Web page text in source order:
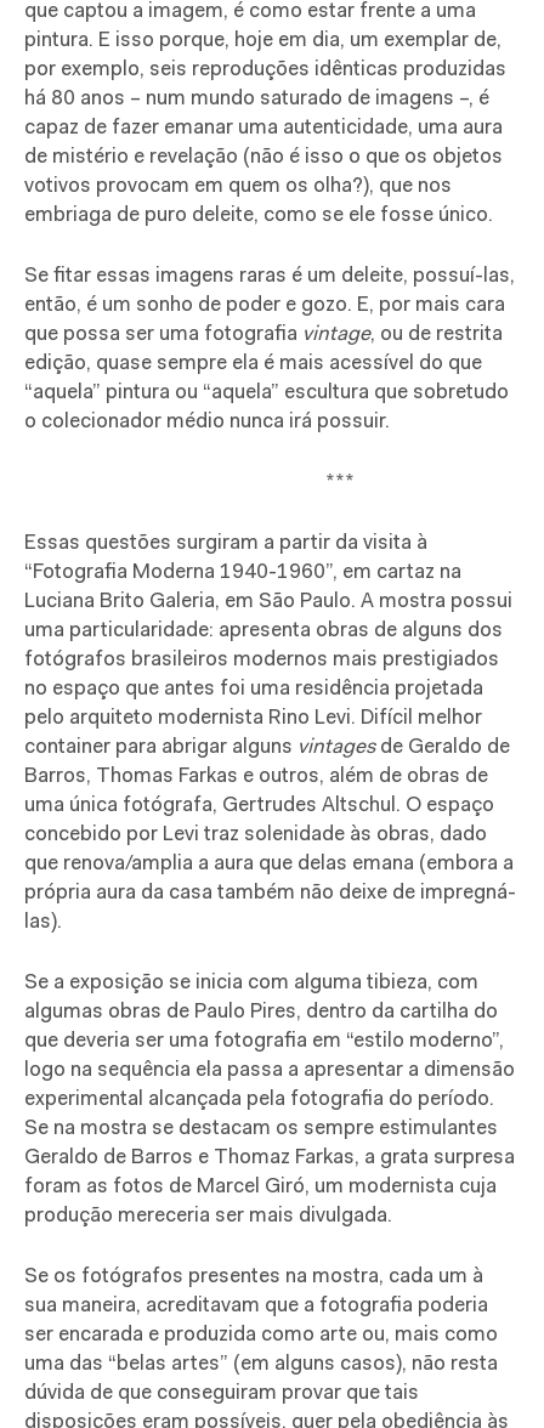
que captou a imagem, é como estar frente a uma
pintura. E isso porque, hoje em dia, um exemplar de,
por exemplo, seis reproduções idênticas produzidas
há 80 anos – num mundo saturado de imagens –, é
capaz de fazer emanar uma autenticidade, uma aura
de mistério e revelação (não é isso o que os objetos
votivos provocam em quem os olha?), que nos
embriaga de puro deleite, como se ele fosse único.
Se fitar essas imagens raras é um deleite, possuí-las,
então, é um sonho de poder e gozo. E, por mais cara
que possa ser uma fotografia vintage, ou de restrita
edição, quase sempre ela é mais acessível do que
“aquela” pintura ou “aquela” escultura que sobretudo
o colecionador médio nunca irá possuir.
***
Essas questões surgiram a partir da visita à
“Fotografia Moderna 1940-1960”, em cartaz na
Luciana Brito Galeria, em São Paulo. A mostra possui
uma particularidade: apresenta obras de alguns dos
fotógrafos brasileiros modernos mais prestigiados
no espaço que antes foi uma residência projetada
pelo arquiteto modernista Rino Levi. Difícil melhor
container para abrigar alguns vintagesde Geraldo de
Barros, Thomas Farkas e outros, além de obras de
uma única fotógrafa, Gertrudes Altschul. O espaço
concebido por Levi traz solenidade às obras, dado
que renova/amplia a aura que delas emana (embora a
própria aura da casa também não deixe de impregná-
las).
Se a exposição se inicia com alguma tibieza, com
algumas obras de Paulo Pires, dentro da cartilha do
que deveria ser uma fotografia em “estilo moderno”,
logo na sequência ela passa a apresentar a dimensão
experimental alcançada pela fotografia do período.
Se na mostra se destacam os sempre estimulantes
Geraldo de Barros e Thomaz Farkas, a grata surpresa
foram as fotos de Marcel Giró, um modernista cuja
produção mereceria ser mais divulgada.
Se os fotógrafos presentes na mostra, cada um à
sua maneira, acreditavam que a fotografia poderia
ser encarada e produzida como arte ou, mais como
uma das “belas artes” (em alguns casos), não resta
dúvida de que conseguiram provar que tais
disposições eram possíveis, quer pela obediência às